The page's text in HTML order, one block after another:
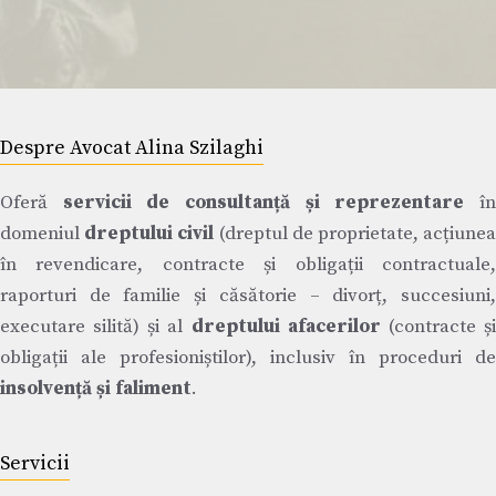
Despre Avocat Alina Szilaghi
Oferă servicii de consultanță și reprezentare în
domeniul dreptului civil (dreptul de proprietate, acțiunea
în revendicare, contracte și obligații contractuale,
raporturi de familie și căsătorie – divorț, succesiuni,
executare silită) și al dreptului afacerilor (contracte și
obligații ale profesioniștilor), inclusiv în proceduri de
insolvență și faliment.
Servicii